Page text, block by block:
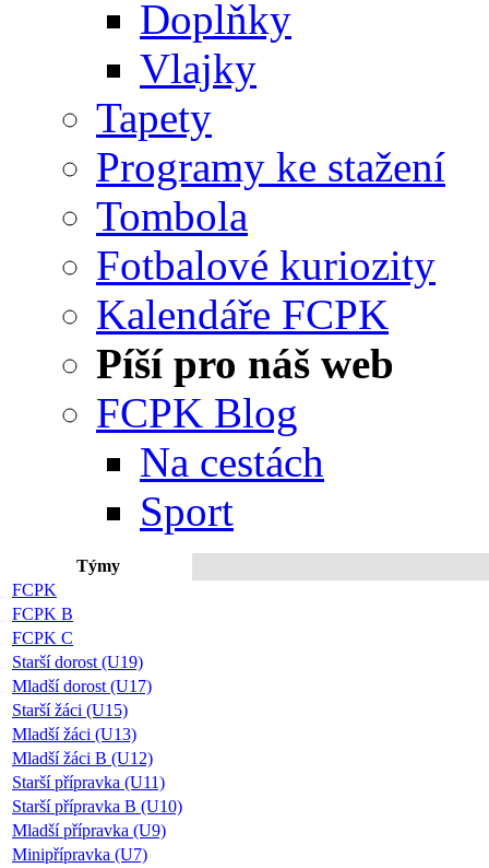
Doplňky
Vlajky
Tapety
Programy ke stažení
Tombola
Fotbalové kuriozity
Kalendáře FCPK
Píší pro náš web
FCPK Blog
Na cestách
Sport
Týmy
FCPK
FCPK B
FCPK C
Starší dorost (U19)
Mladší dorost (U17)
Starší žáci (U15)
Mladší žáci (U13)
Mladší žáci B (U12)
Starší přípravka (U11)
Starší přípravka B (U10)
Mladší přípravka (U9)
Minipřípravka (U7)